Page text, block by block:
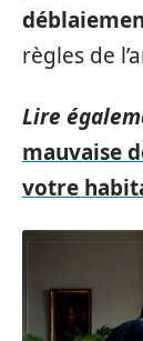
règles de
Lire
mauvaise
votre